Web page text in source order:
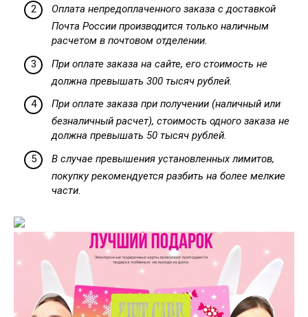
Оплата непредоплаченного заказа с доставкой
Почта России производится только наличным
расчетом в почтовом отделении.
При оплате заказа на сайте, его стоимость не
должна превышать 300 тысяч рублей.
При оплате заказа при получении (наличный или
безналичный расчет), стоимость одного заказа не
должна превышать 50 тысяч рублей.
В случае превышения установленных лимитов,
покупку рекомендуется разбить на более мелкие
части.